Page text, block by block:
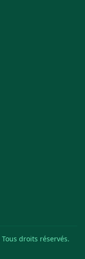
droits réservés.